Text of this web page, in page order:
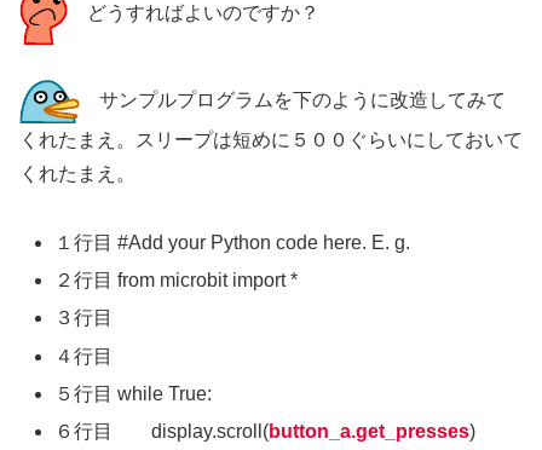
どうすればよいのですか？
サンプルプログラムを下のように改造してみて
くれたまえ。スリープは短めに５００ぐらいにしておいて
くれたまえ。
１行目 #Add your Python code here. E. g.
２行目 from microbit import *
３行目
４行目
５行目 while True:
６行目 display.scroll(button_a.get_presses)